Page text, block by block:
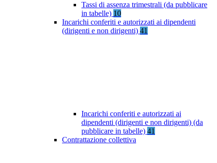
Tassi di assenza trimestrali (da pubblicare
in tabelle) 10
Incarichi conferiti e autorizzati ai dipendenti
(dirigenti e non dirigenti) 41
Incarichi conferiti e autorizzati ai
dipendenti (dirigenti e non dirigenti) (da
pubblicare in tabelle) 41
Contrattazione collettiva